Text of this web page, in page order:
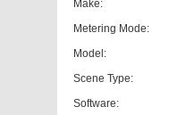
Make:
Metering Mode:
Model:
Scene Type:
Software: